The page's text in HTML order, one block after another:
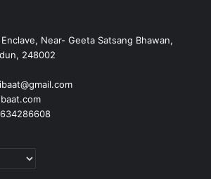
Near- Geeta Satsang Bhawan,
248002